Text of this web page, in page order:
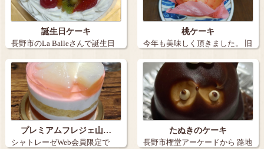
誕生日ケーキ
長野市のLa Balleさんで誕生日
ケー…
桃ケーキ
今年も美味しく頂きました。 旧
丸子の【…
プレミアムフレジェ山…
シャトレーゼWeb会員限定で
たぬきのケーキ
長野市権堂アーケードから 路地